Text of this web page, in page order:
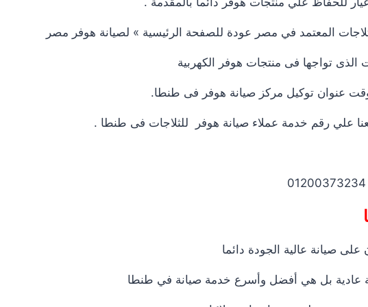
المعتمد في مصر عودة للصفحة الرئيسية » لصيانة هوفر مصر
تواجها فى منتجات هوفر الكهربية
وقت عنوان توكيل مركز صيانة هوفر فى طنطا.
علي رقم خدمة عملاء صيانة هوفر للثلاجات فى طنطا .
صيانة عالية الجودة دائما
عادية بل هي أفضل وأسرع خدمة صيانة في طنطا